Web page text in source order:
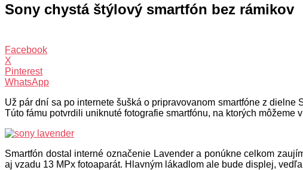
Sony chystá štýlový smartfón bez rámikov
Facebook
X
Pinterest
WhatsApp
Už pár dní sa po internete šušká o pripravovanom smartfóne z
Túto fámu potvrdili uniknuté fotografie smartfónu, na ktorých môžeme
Smartfón dostal interné označenie Lavender a ponúkne celkom
aj vzadu 13 MPx fotoaparát. Hlavným lákadlom ale bude displej,